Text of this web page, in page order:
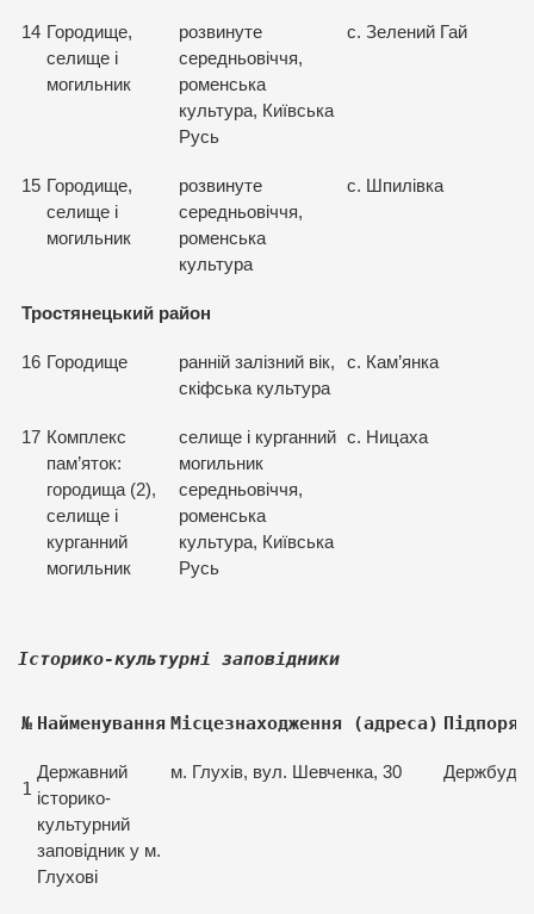
14 Городище,
селище і
могильник
розвинуте
середньовіччя,
роменська
культура, Київська
Русь
с. Зелений Гай
15 Городище,
селище і
могильник
розвинуте
середньовіччя,
роменська
культура
с. Шпилівка
Тростянецький район
16 Городище
ранній залізний вік,
скіфська культура
с. Кам’янка
17 Комплекс
пам’яток:
городища (2),
селище і
курганний
могильник
селище і курганний
могильник
середньовіччя,
роменська
культура, Київська
Русь
с. Ницаха
Історико-культурні заповідники
№ Найменування Місцезнаходження (адреса)
1
Державний
історико-
культурний
заповідник у м.
Глухові
м. Глухів, вул. Шевченка, 30 Держбуд